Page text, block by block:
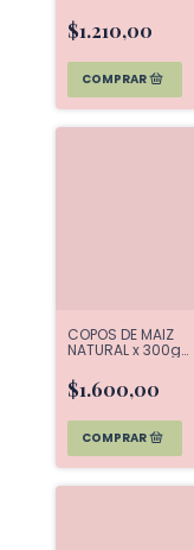
$1.210,00
COPOS DE MAIZ
NATURAL x 300g
$1.600,00